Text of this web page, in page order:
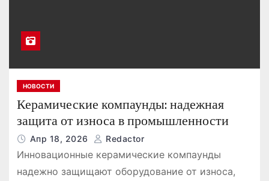
НОВОСТИ
Керамические компаунды: надежная
защита от износа в промышленности
Апр 18, 2026 Redactor
Инновационные керамические компаунды
надежно защищают оборудование от износа,